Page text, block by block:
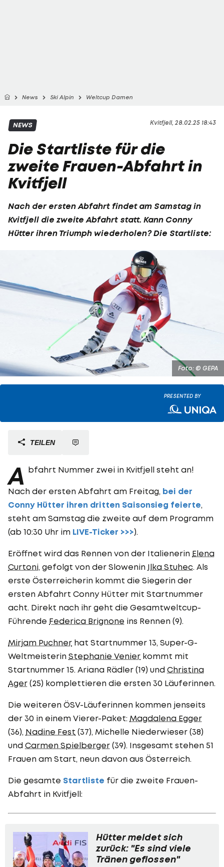
News Ski Alpin Weltcup Damen
Kvitfjell, 28.02.25 18:43
NEWS
Die Startliste für die
zweite Frauen-Abfahrt in
Kvitfjell
Nach der ersten Abfahrt findet am Samstag in
Kvitfjell die zweite Abfahrt statt. Kann Conny
Hütter ihren Triumph wiederholen? Die Startliste:
Foto: © GEPA
PRESENTED BY
TEILEN
A bfahrt Nummer zwei in Kvitfjell steht an!
Nach der ersten Abfahrt am Freitag, bei der
Conny Hütter ihren dritten Saisonsieg feierte,
steht am Samstag die zweite auf dem Programm
(ab 10:30 Uhr im LIVE-Ticker >>>).
Eröffnet wird das Rennen von der Italienerin Elena
Curtoni, gefolgt von der Slowenin Ilka Stuhec. Als
erste Österreicherin kommt die Siegerin der
ersten Abfahrt Conny Hütter mit Startnummer
acht. Direkt nach ihr geht die Gesamtweltcup-
Führende Federica Brignone ins Rennen (9).
Mirjam Puchner hat Startnummer 13, Super-G-
Weltmeisterin Stephanie Venier kommt mit
Startnummer 15. Ariana Rädler (19) und Christina
Ager (25) komplettieren die ersten 30 Läuferinnen.
Die weiteren ÖSV-Läuferinnen kommen jenseits
der 30 in einem Vierer-Paket: Magdalena Egger
(36), Nadine Fest (37), Michelle Niederwieser (38)
und Carmen Spielberger (39). Insgesamt stehen 51
Frauen am Start, neun davon aus Österreich.
Die gesamte Startliste für die zweite Frauen-
Abfahrt in Kvitfjell:
Hütter meldet sich
zurück: "Es sind viele
Tränen geflossen"